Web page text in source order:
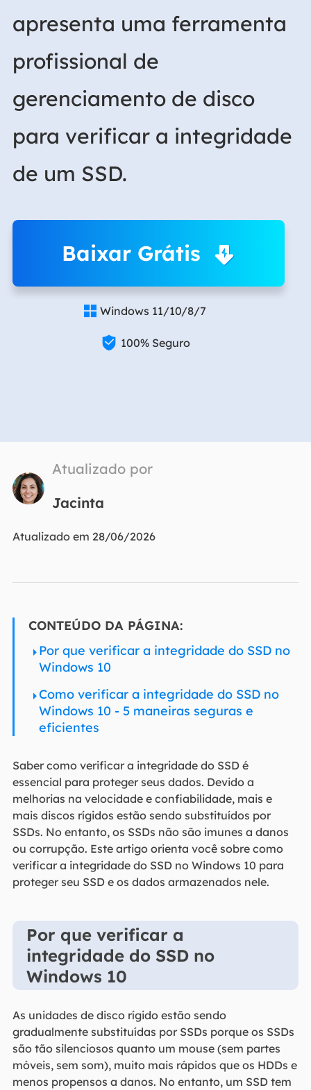
apresenta uma ferramenta
profissional de
gerenciamento de disco
para verificar a integridade
de um SSD.
Baixar Grátis
 Windows 11/10/8/7
 100% Seguro
Atualizado por
Jacinta
Atualizado em 28/06/2026
CONTEÚDO DA PÁGINA:
Por que verificar a integridade do SSD no
Windows 10
Como verificar a integridade do SSD no
Windows 10 - 5 maneiras seguras e
eficientes
Saber como verificar a integridade do SSD é
essencial para proteger seus dados. Devido a
melhorias na velocidade e confiabilidade, mais e
mais discos rígidos estão sendo substituídos por
SSDs. No entanto, os SSDs não são imunes a danos
ou corrupção. Este artigo orienta você sobre como
verificar a integridade do SSD no Windows 10 para
proteger seu SSD e os dados armazenados nele.
Por que verificar a
integridade do SSD no
Windows 10
As unidades de disco rígido estão sendo
gradualmente substituídas por SSDs porque os SSDs
são tão silenciosos quanto um mouse (sem partes
móveis, sem som), muito mais rápidos que os HDDs e
menos propensos a danos. No entanto, um SSD tem